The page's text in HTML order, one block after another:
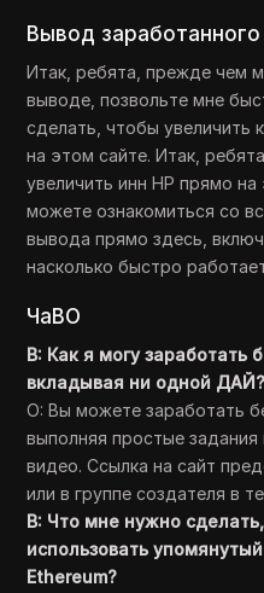
Вывод заработанного
Итак, ребята, прежде чем
выводе, позвольте мне
сделать, чтобы увеличить
на этом сайте. Итак,
увеличить инн HP прямо
можете ознакомиться со
вывода прямо здесь,
насколько быстро
ЧаВО
В: Как я могу заработать
вкладывая ни одной ДАЙ?
О: Вы можете заработать
выполняя простые
видео. Ссылка на сайт
или в группе создателя в
В: Что мне нужно
использовать
Ethereum?